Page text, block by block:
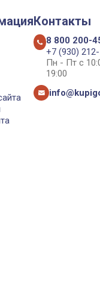
Контакты
8 800 200-
+7 (930)
Пн - Пт с
19:00